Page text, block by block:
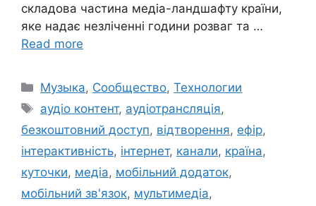
складова частина медіа-ландшафту країни,
яке надає незліченні години розваг та …
Read more
Categories
Музыка, Сообщество,Технологии
Tags
аудіо контент, аудіотрансляція,
безкоштовний доступ, відтворення, ефір,
інтерактивність, інтернет, канали, країна,
куточки, медіа, мобільний додаток,
мобільний зв'язок, мультимедіа,